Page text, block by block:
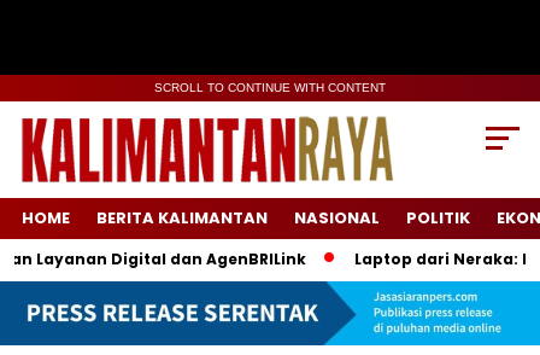
SCROLL TO CONTINUE WITH CONTENT
HOME BERITA KALIMANTAN NASIONAL POLITIK
Layanan Digital dan AgenBRILink Laptop dari Neraka: